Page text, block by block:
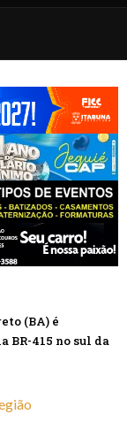
(BA) é
BR-415 no sul da